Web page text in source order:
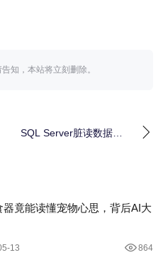
知，本站将立刻删除。
SQL Server脏读数据提
器竟能读懂宠物心思，背后AI大
13 864